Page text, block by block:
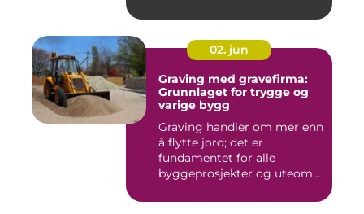
02. jun
Graving med gravefirma:
Grunnlaget for trygge og
varige bygg
Graving handler om mer enn
å flytte jord; det er
fundamentet for alle
byggeprosjekter og uteom...